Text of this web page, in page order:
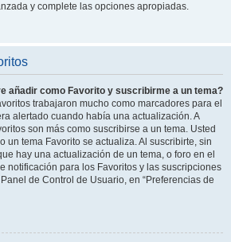
y complete las opciones apropiadas.
añadir como Favorito y suscribirme a un tema?
trabajaron mucho como marcadores para el
alertado cuando había una actualización. A
son más como suscribirse a un tema. Usted
un tema Favorito se actualiza. Al suscribirte, sin
hay una actualización de un tema, o foro en el
notificación para los Favoritos y las suscripciones
de Control de Usuario, en “Preferencias de